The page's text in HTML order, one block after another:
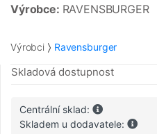
Výrobce: RAVENSBURGER
Výrobci Ravensburger
Skladová dostupnost
Centrální sklad:
Skladem u dodavatele: